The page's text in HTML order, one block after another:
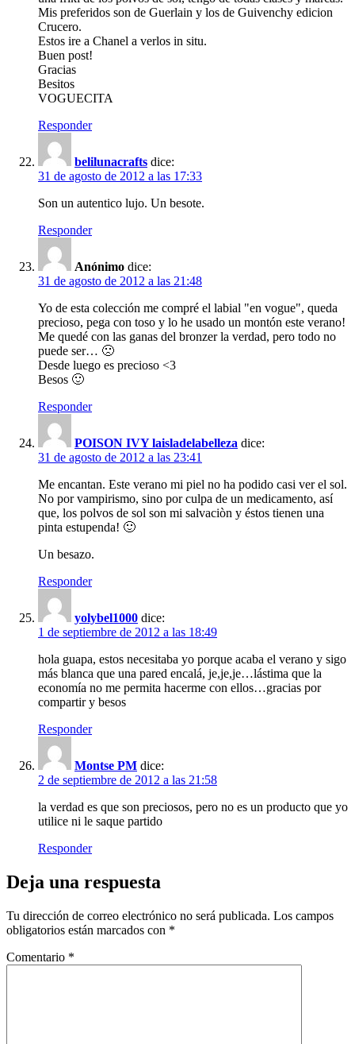
Mis preferidos son de Guerlain y los de Guivenchy edicion
Crucero.
Estos ire a Chanel a verlos in situ.
Buen post!
Gracias
Besitos
VOGUECITA
Responder
belilunacrafts dice:
31 de agosto de 2012 a las 17:33
Son un autentico lujo. Un besote.
Responder
Anónimo dice:
31 de agosto de 2012 a las 21:48
Yo de esta colección me compré el labial "en vogue", queda
precioso, pega con toso y lo he usado un montón este verano!
Me quedé con las ganas del bronzer la verdad, pero todo no
puede ser… 🙁
Desde luego es precioso <3
Besos 🙂
Responder
POISON IVY laisladelabelleza dice:
31 de agosto de 2012 a las 23:41
Me encantan. Este verano mi piel no ha podido casi ver el sol.
No por vampirismo, sino por culpa de un medicamento, así
que, los polvos de sol son mi salvaciòn y éstos tienen una
pinta estupenda! 🙂
Un besazo.
Responder
yolybel1000 dice:
1 de septiembre de 2012 a las 18:49
hola guapa, estos necesitaba yo porque acaba el verano y sigo
más blanca que una pared encalá, je,je,je…lástima que la
economía no me permita hacerme con ellos…gracias por
compartir y besos
Responder
Montse PM dice:
2 de septiembre de 2012 a las 21:58
la verdad es que son preciosos, pero no es un producto que yo
utilice ni le saque partido
Responder
Deja una respuesta
Tu dirección de correo electrónico no será publicada. Los campos
obligatorios están marcados con *
Comentario *